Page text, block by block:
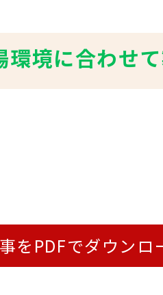
環境に合わせ
をPDFでダウンロ